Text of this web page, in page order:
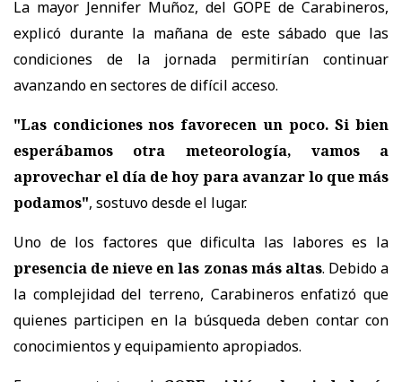
La mayor Jennifer Muñoz, del GOPE de Carabineros,
explicó durante la mañana de este sábado que las
condiciones de la jornada permitirían continuar
avanzando en sectores de difícil acceso.
"Las condiciones nos favorecen un poco. Si bien
esperábamos otra meteorología, vamos a
aprovechar el día de hoy para avanzar lo que más
podamos", sostuvo desde el lugar.
Uno de los factores que dificulta las labores es la
presencia de nieve en las zonas más altas. Debido a
la complejidad del terreno, Carabineros enfatizó que
quienes participen en la búsqueda deben contar con
conocimientos y equipamiento apropiados.